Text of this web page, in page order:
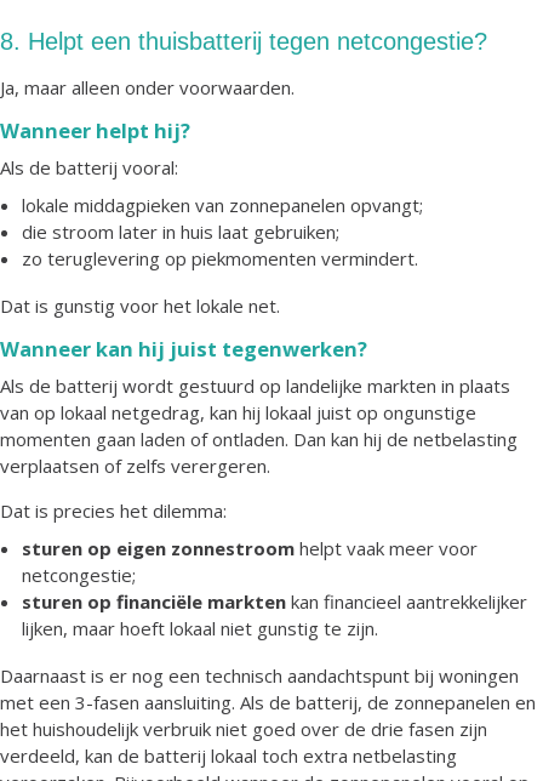
8. Helpt een thuisbatterij tegen netcongestie?
Ja, maar alleen onder voorwaarden.
Wanneer helpt hij?
Als de batterij vooral:
lokale middagpieken van zonnepanelen opvangt;
die stroom later in huis laat gebruiken;
zo teruglevering op piekmomenten vermindert.
Dat is gunstig voor het lokale net.
Wanneer kan hij juist tegenwerken?
Als de batterij wordt gestuurd op landelijke markten in plaats
van op lokaal netgedrag, kan hij lokaal juist op ongunstige
momenten gaan laden of ontladen. Dan kan hij de netbelasting
verplaatsen of zelfs verergeren.
Dat is precies het dilemma:
sturen op eigen zonnestroom helpt vaak meer voor
netcongestie;
sturen op financiële markten kan financieel aantrekkelijker
lijken, maar hoeft lokaal niet gunstig te zijn.
Daarnaast is er nog een technisch aandachtspunt bij woningen
met een 3-fasen aansluiting. Als de batterij, de zonnepanelen en
het huishoudelijk verbruik niet goed over de drie fasen zijn
verdeeld, kan de batterij lokaal toch extra netbelasting